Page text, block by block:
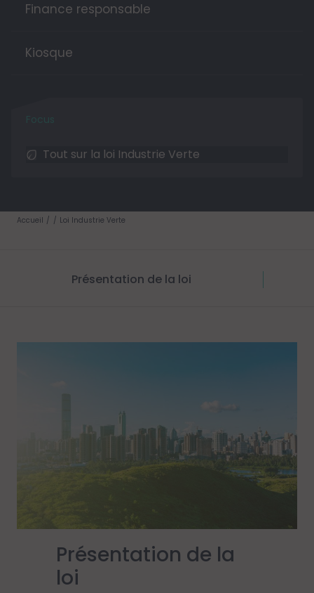
Finance responsable
Kiosque
Tout sur la loi Industrie Verte
Accueil Loi Industrie Verte
Présentation de la loi
Présentation de la
loi